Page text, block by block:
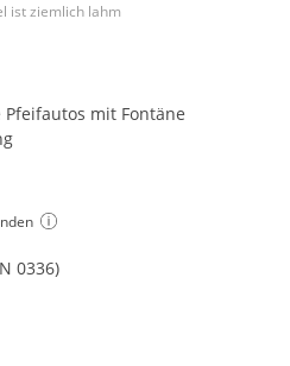
ist ziemlich lahm
mit Fontäne
0336)